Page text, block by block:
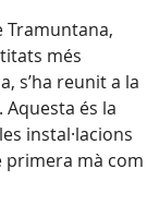
Tramuntana,
més
s’ha reunit a la
Aquesta és la
instal·lacions
primera mà com